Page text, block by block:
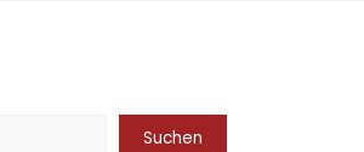
Suchen